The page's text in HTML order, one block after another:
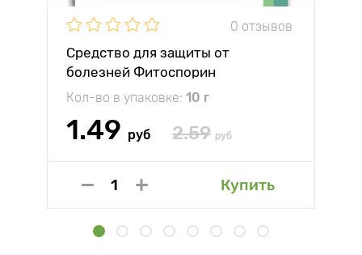
0 отзывов
Средство для защиты от
болезней Фитоспорин
Кол-во в упаковке: 10 г
1.49 руб 2.59 руб
Купить